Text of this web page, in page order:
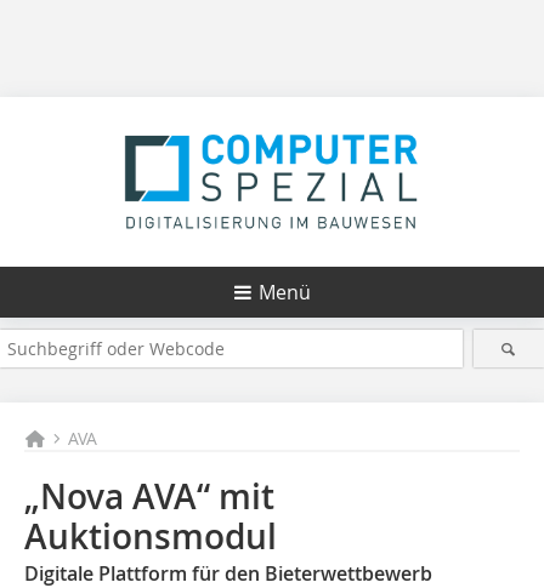
Menü
AVA
„Nova AVA“ mit
Auktionsmodul
Digitale Plattform für den Bieterwettbewerb